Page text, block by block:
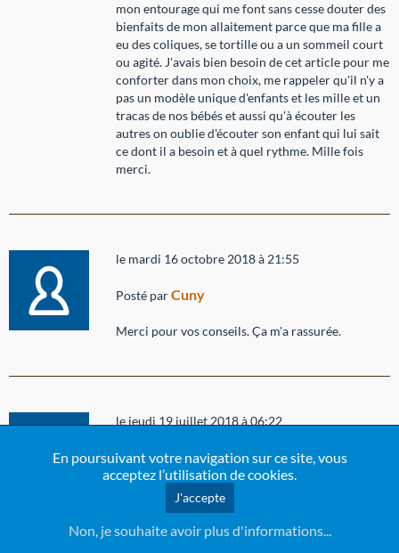
En poursuivant votre navigation sur ce site, vous
acceptez l’utilisation de cookies.
J'accepte
Non, je souhaite avoir plus d'informations...
mon entourage qui me font sans cesse douter des
bienfaits de mon allaitement parce que ma fille a
eu des coliques, se tortille ou a un sommeil court
ou agité. J'avais bien besoin de cet article pour me
conforter dans mon choix, me rappeler qu'il n'y a
pas un modèle unique d'enfants et les mille et un
tracas de nos bébés et aussi qu'à écouter les
autres on oublie d'écouter son enfant qui lui sait
ce dont il a besoin et à quel rythme. Mille fois
merci.
le mardi 16 octobre 2018 à 21:55
Posté parCuny
Merci pour vos conseils. Ça m'a rassurée.
le jeudi 19 juillet 2018 à 06:22
Posté parMathilde
Bonjour ma fille aura deux mois le 8 août.je ne me
retrouve pas dans votre article.la plupart du
temps le matin à partir de 5h ou 6h du matin elle